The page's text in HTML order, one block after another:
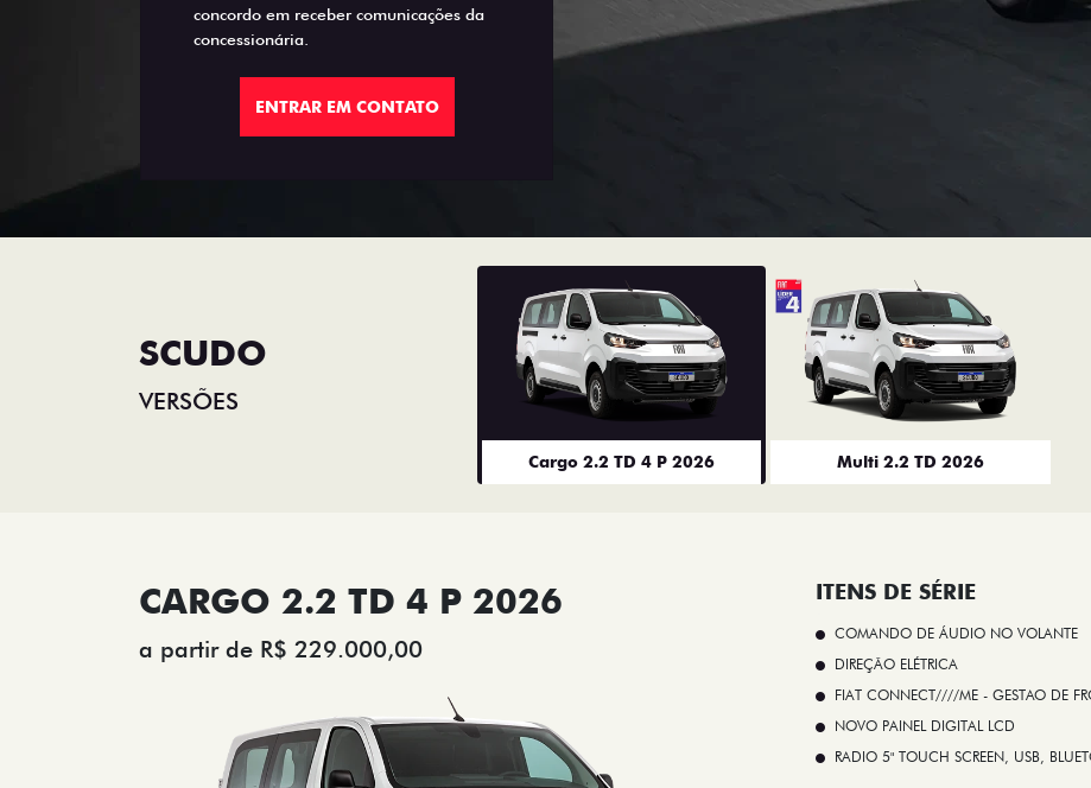
concordo em receber comunicações da
concessionária.
ENTRAR EM CONTATO
SCUDO
VERSÕES
Cargo 2.2 TD 4 P 2026 Multi 2.2 TD 2026
CARGO 2.2 TD 4 P 2026
a partir de R$ 229.000,00
ITENS DE SÉRIE
COMANDO DE ÁUDIO NO VOLANTE
DIREÇÃO ELÉTRICA
FIAT CONNECT////ME - GESTAO DE
NOVO PAINEL DIGITAL LCD
RADIO 5" TOUCH SCREEN, USB,